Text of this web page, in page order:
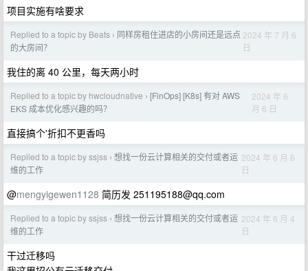
项目实施有啥要求
Replied to a topic by Beats › 同样房租住进店的小房间还是远点
的大房间？
2024 年 7 月 6
日
我住的离 40 公里，每天两小时
Replied to a topic by hwcloudnative › [FinOps] [K8s] 有对 AWS
EKS 成本优化感兴趣的吗？
2024 年 6
月 6 日
直接搞个'折扣不更香吗
Replied to a topic by ssjss › 想找一份云计算相关的交付或者运
维的工作
2024 年 6 月 6
日
@mengyigewen1128 简历发 251195188@qq.com
Replied to a topic by ssjss › 想找一份云计算相关的交付或者运
维的工作
2024 年 6 月 4
日
干过迁移吗